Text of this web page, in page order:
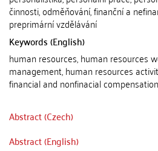
činnosti, odměňování, finanční a
preprimární vzdělávání
Keywords (English)
human resources, human resources
management, human resources
financial and nonfinacial
Abstract (Czech)
Abstract (English)